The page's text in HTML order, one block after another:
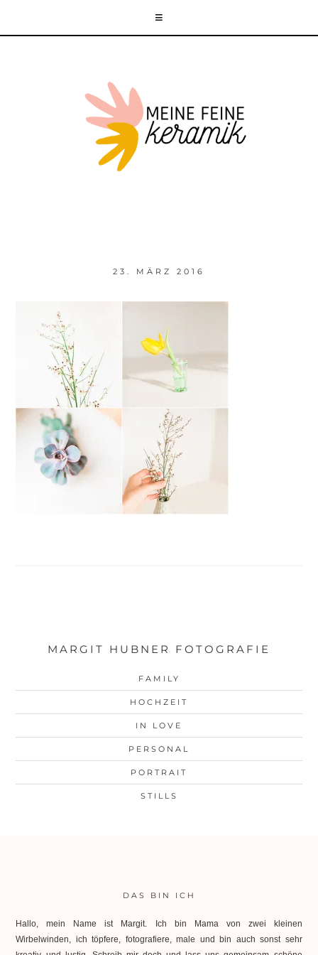
23. MÄRZ 2016
MARGIT HUBNER FOTOGRAFIE
FAMILY
HOCHZEIT
IN LOVE
PERSONAL
PORTRAIT
STILLS
DAS BIN ICH
Hallo, mein Name ist Margit. Ich bin Mama von zwei kleinen
Wirbelwinden, ich töpfere, fotografiere, male und bin auch sonst sehr